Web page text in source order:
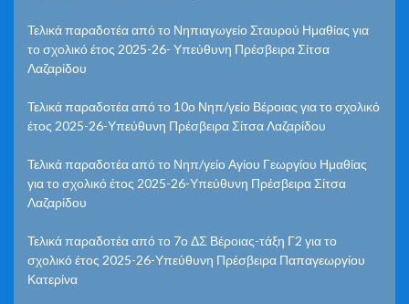
Τελικά παραδοτέα από το Νηπιαγωγείο Σταυρού Ημαθίας για
το σχολικό έτος 2025-26- Υπεύθυνη Πρέσβειρα Σίτσα
Λαζαρίδου
Τελικά παραδοτέα από το 10ο Νηπ/γείο Βέροιας για το σχολικό
έτος 2025-26-Υπεύθυνη Πρέσβειρα Σίτσα Λαζαρίδου
Τελικά παραδοτέα από το Νηπ/γείο Αγίου Γεωργίου Ημαθίας
για το σχολικό έτος 2025-26-Υπεύθυνη Πρέσβειρα Σίτσα
Λαζαρίδου
Τελικά παραδοτέα από το 7ο ΔΣ Βέροιας-τάξη Γ2 για το
σχολικό έτος 2025-26-Υπεύθυνη Πρέσβειρα Παπαγεωργίου
Κατερίνα